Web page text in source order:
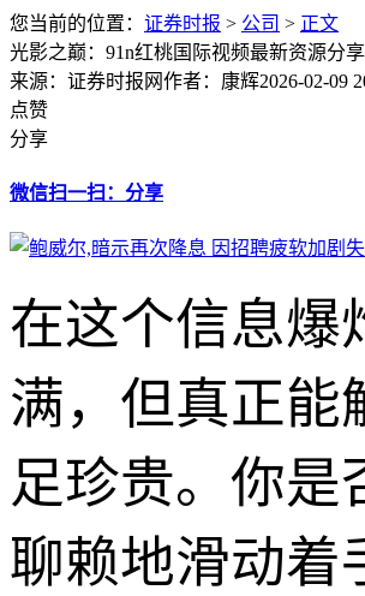
您当前的位置： 证券时报 > 公司 > 正文
光影之巅：91n红桃国际视频最新资源分
来源：证券时报网作者：康辉2026-02-09
点赞
分享
微信扫一扫：分享
在这个信息爆
满，但真正能
足珍贵。你是
聊赖地滑动着